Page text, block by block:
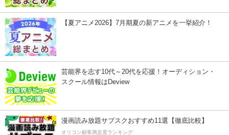
【夏アニメ2026】7月期夏の新アニメを一挙紹介！
芸能界を志す10代～20代を応援！オーディション・
スクール情報はDeview
漫画読み放題サブスクおすすめ11選【徹底比較】
オリコン顧客満足度ランキング